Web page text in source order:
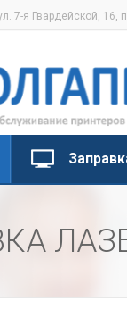
7-я Гвардейской, 16,